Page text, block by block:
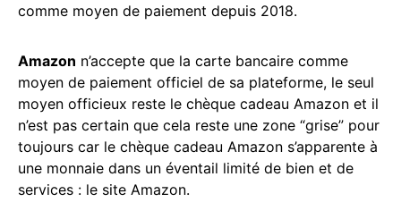
comme moyen de paiement depuis 2018.
Amazon n’accepte que la carte bancaire comme
moyen de paiement officiel de sa plateforme, le seul
moyen officieux reste le chèque cadeau Amazon et il
n’est pas certain que cela reste une zone “grise” pour
toujours car le chèque cadeau Amazon s’apparente à
une monnaie dans un éventail limité de bien et de
services : le site Amazon.